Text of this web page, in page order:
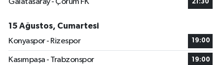
Galatasaray - Çorum FK
21:30
15 Ağustos, Cumartesi
Konyaspor - Rizespor
19:00
Kasımpaşa - Trabzonspor 19:00